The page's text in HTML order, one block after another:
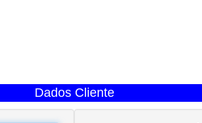
Dados Cliente